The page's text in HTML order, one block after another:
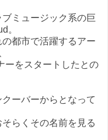
ミュージック系の巨
。
都市で活躍するアー
ーをスタートしたとの
ーバーからとなって
らくその名前を見る